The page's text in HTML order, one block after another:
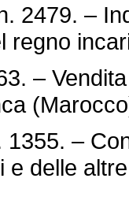
–
regno
–
–
e delle